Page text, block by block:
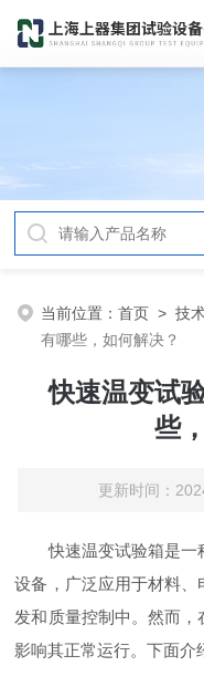
当前位置：首页 >技
有哪些，如何解决？
快速温变试
些
更新时间：
快速温变试验箱是一
设备，广泛应用于材料
发和质量控制中。然而，
影响其正常运行。下面介